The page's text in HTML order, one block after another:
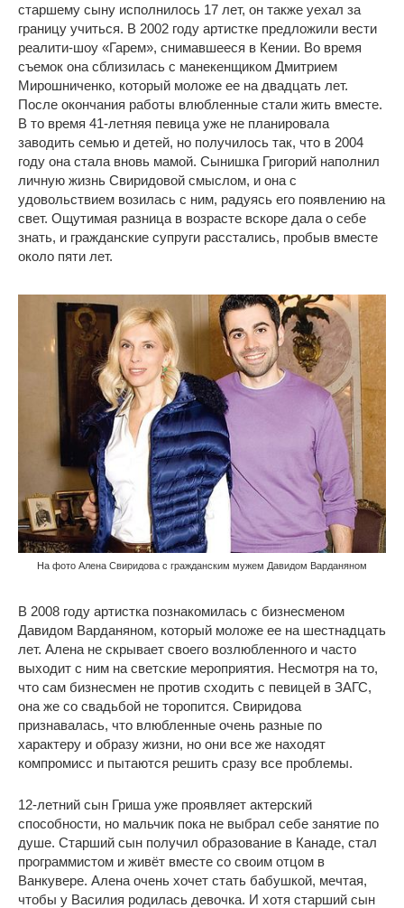
старшему сыну исполнилось 17 лет, он также уехал за
границу учиться. В 2002 году артистке предложили вести
реалити-шоу «Гарем», снимавшееся в Кении. Во время
съемок она сблизилась с манекенщиком Дмитрием
Мирошниченко, который моложе ее на двадцать лет.
После окончания работы влюбленные стали жить вместе.
В то время 41-летняя певица уже не планировала
заводить семью и детей, но получилось так, что в 2004
году она стала вновь мамой. Сынишка Григорий наполнил
личную жизнь Свиридовой смыслом, и она с
удовольствием возилась с ним, радуясь его появлению на
свет. Ощутимая разница в возрасте вскоре дала о себе
знать, и гражданские супруги расстались, пробыв вместе
около пяти лет.
На фото Алена Свиридова с гражданским мужем Давидом Варданяном
В 2008 году артистка познакомилась с бизнесменом
Давидом Варданяном, который моложе ее на шестнадцать
лет. Алена не скрывает своего возлюбленного и часто
выходит с ним на светские мероприятия. Несмотря на то,
что сам бизнесмен не против сходить с певицей в ЗАГС,
она же со свадьбой не торопится. Свиридова
признавалась, что влюбленные очень разные по
характеру и образу жизни, но они все же находят
компромисс и пытаются решить сразу все проблемы.
12-летний сын Гриша уже проявляет актерский
способности, но мальчик пока не выбрал себе занятие по
душе. Старший сын получил образование в Канаде, стал
программистом и живёт вместе со своим отцом в
Ванкувере. Алена очень хочет стать бабушкой, мечтая,
чтобы у Василия родилась девочка. И хотя старший сын